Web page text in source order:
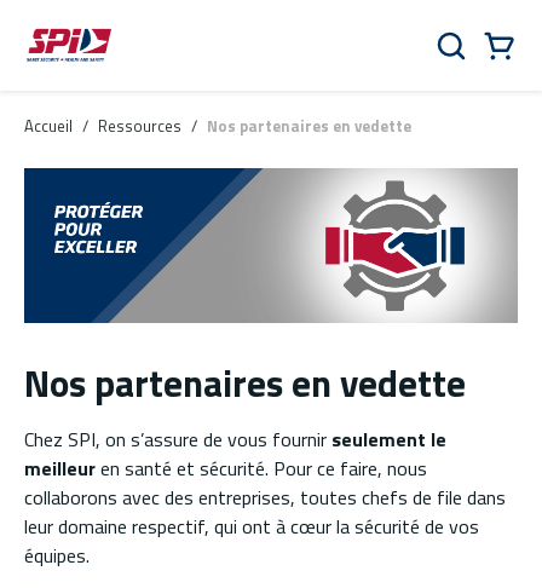
Aller au contenu principal
Skip to menu
Skip to footer
Rechercher
Accueil / Ressources / Nos partenaires en vedette
Nos partenaires en vedette
Chez SPI, on s’assure de vous fournir seulement le
meilleuren santé et sécurité. Pour ce faire, nous
collaborons avec des entreprises, toutes chefs de file dans
leur domaine respectif, qui ont à cœur la sécurité de vos
équipes.